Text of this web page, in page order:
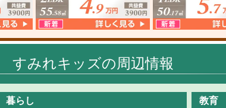
すみれキッズの周辺情報
暮らし 教育